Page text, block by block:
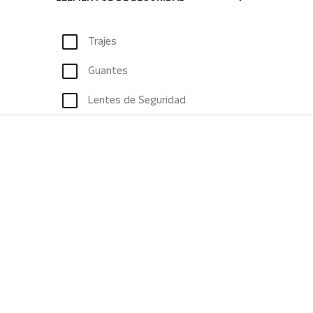
Trajes
Guantes
Lentes de Seguridad